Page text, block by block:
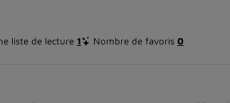
liste de lecture 1 Nombre de favoris 0